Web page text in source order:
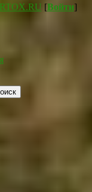
[Войти]